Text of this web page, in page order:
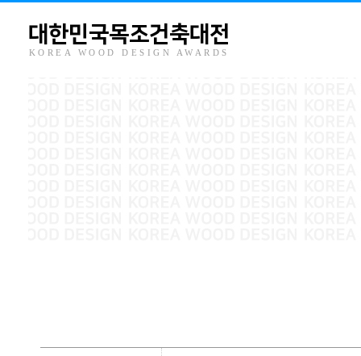
대한민국목조건축대전
KOREA WOOD DESIGN AWARDS